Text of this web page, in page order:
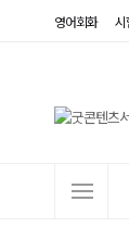
영어회화 시